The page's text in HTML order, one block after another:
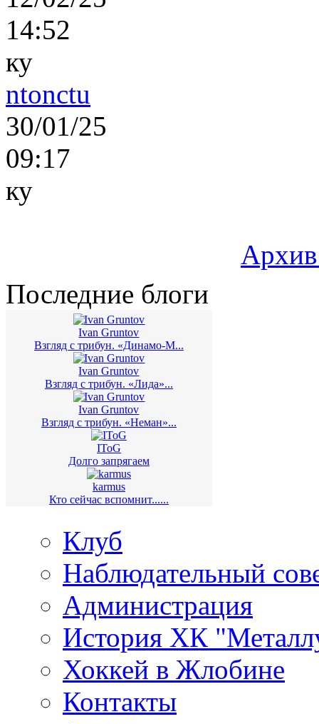
14:52
ку
ntonctu
30/01/25
09:17
ку
Последние блоги
Ivan Gruntov
Взгляд с трибун. «Динамо-М...
Ivan Gruntov
Взгляд с трибун. «Лида»...
Ivan Gruntov
Взгляд с трибун. «Неман»...
IToG
Долго запрягаем
karmus
Кто сейчас вспомнит......
Клуб
Наблюдательный
Администрация
История ХК
Хоккей в Жлобине
Контакты